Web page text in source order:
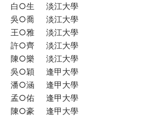
白○生 淡江大學
吳○喬 淡江大學
王○雅 淡江大學
許○齊 淡江大學
陳○樂 淡江大學
吳○穎 逢甲大學
潘○涵 逢甲大學
孟○佑 逢甲大學
陳○豪 逢甲大學